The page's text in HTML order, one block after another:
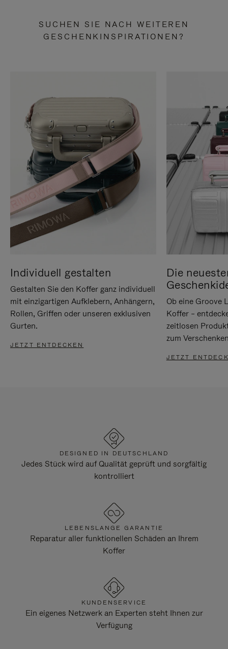
SUCHEN SIE NACH WEITEREN
GESCHENKINSPIRATIONEN?
Individuell gestalten
Gestalten Sie den Koffer ganz individuell
mit einzigartigen Aufklebern, Anhängern,
Rollen, Griffen oder unseren exklusiven
Gurten.
JETZT ENTDECKEN
Die
Ob eine Groove
Koffer –
zeitlosen
zum
JETZT
DESIGNED IN DEUTSCHLAND
Jedes Stück wird auf Qualität geprüft und sorgfältig
kontrolliert
LEBENSLANGE GARANTIE
Reparatur aller funktionellen Schäden an Ihrem
Koffer
KUNDENSERVICE
Ein eigenes Netzwerk an Experten steht Ihnen zur
Verfügung